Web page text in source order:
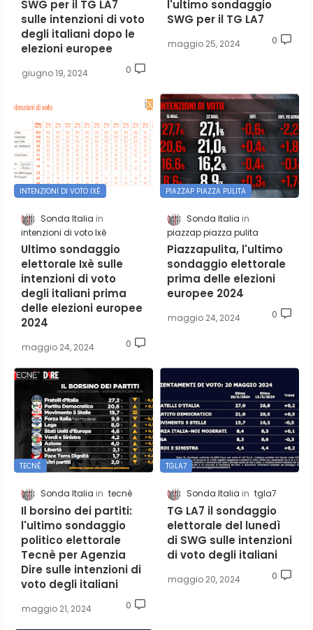
SWG per il TG LA7
sulle intenzioni di voto
degli italiani dopo le
elezioni europee
giugno 19, 2024 0
l'ultimo sondaggio
SWG per il TG LA7
maggio 25, 2024 0
INTENZIONI DI VOTO IXÈ
Sonda Italia
intenzioni di voto Ixè
Ultimo sondaggio
elettorale Ixè sulle
intenzioni di voto
degli italiani prima
delle elezioni europee
2024
maggio 24, 2024 0
PIAZZAP PIAZZA PULITA
Sonda Italia
piazzap piazza pulita
Piazzapulita, l'ultimo
sondaggio elettorale
prima delle elezioni
europee 2024
maggio 24, 2024 0
TECNÈ
Sonda Italia tecnè
Il borsino dei partiti:
l'ultimo sondaggio
politico elettorale
Tecnè per Agenzia
Dire sulle intenzioni di
voto degli italiani
maggio 21, 2024 0
TGLA7
Sonda Italia tgla7
TG LA7 il sondaggio
elettorale del lunedì
di SWG sulle intenzioni
di voto degli italiani
maggio 20, 2024 0